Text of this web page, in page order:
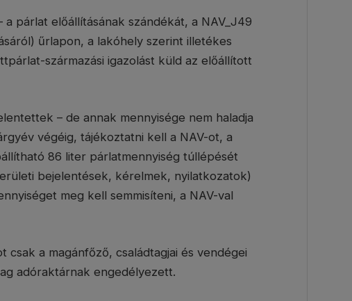
párlat előállításának szándékát, a NAV_J49
űrlapon, a lakóhely szerint illetékes
származási igazolást küld az előállított
– de annak mennyisége nem haladja
végéig, tájékoztatni kell a NAV-ot, a
86 liter párlatmennyiség túllépését
bejelentések, kérelmek, nyilatkozatok)
meg kell semmisíteni, a NAV-val
a magánfőző, családtagjai és vendégei
adóraktárnak engedélyezett.